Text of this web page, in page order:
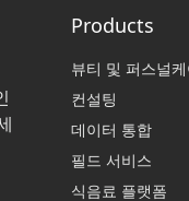
Products
뷰티 및 퍼스널
컨설팅
데이터 통합
필드 서비스
식음료 플랫폼